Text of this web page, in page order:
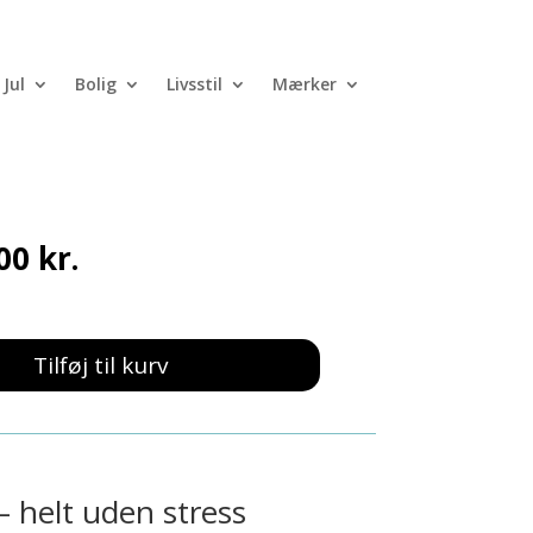
Jul Bolig Livsstil Mærker
kr..
kr.Den
aktuelle
er:
800,00 kr..
Tilføj til kurv
helt uden stress